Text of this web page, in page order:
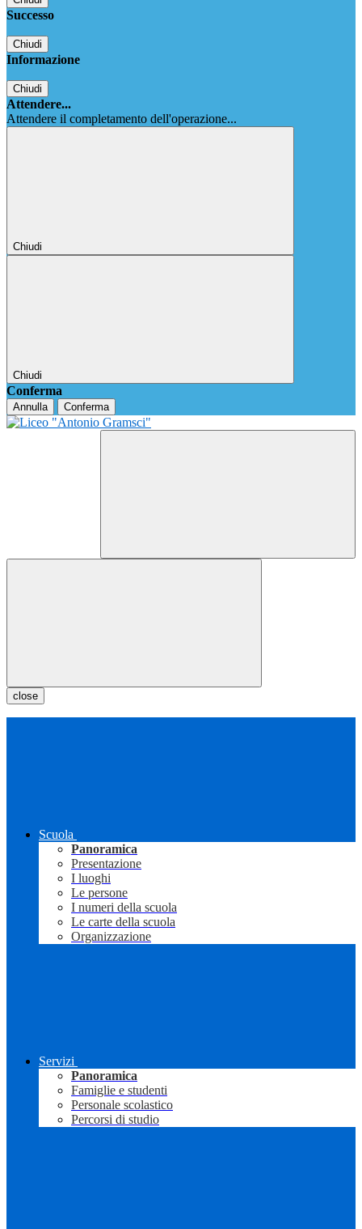
Successo
Chiudi
Informazione
Chiudi
Attendere...
Attendere il completamento dell'operazione...
Chiudi
Chiudi
Conferma
Annulla Conferma
close
Scuola
Panoramica
Presentazione
I luoghi
Le persone
I numeri della scuola
Le carte della scuola
Organizzazione
Servizi
Panoramica
Famiglie e studenti
Personale scolastico
Percorsi di studio